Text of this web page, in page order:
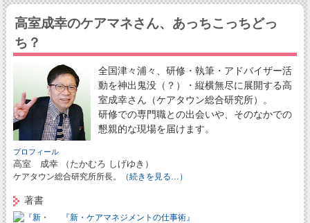
高室成幸のケアマネさん、あっちこっちどっ
ち？
全国津々浦々、研修・執筆・アドバイザー活
動を神出鬼没（？）・縦横無尽に展開する高
室成幸さん（ケアタウン総合研究所）。
研修での専門職との出会いや、そのなかでの
懇親的な現場を届けます。
プロフィール
高室 成幸 （たかむろ しげゆき）
ケアタウン総合研究所所長。 （続きを見る…）
著書
『新・ケアマネジメントの仕事術』